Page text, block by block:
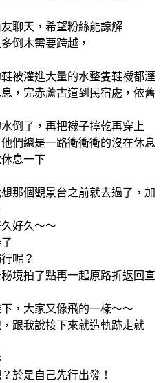
聊天，希望粉絲能諒解
倒木需要跨越，
被灌進大量的水整隻鞋襪都溼
，完赤蘆古道到民宿處，依舊
倒了，再把襪子擰乾再穿上
們總是一路衝衝衝的沒在休息
息一下
那個觀景台之前就去過了，加
好久～～
呢？
境拍了點再一起原路折返回直
，大家又像飛的一樣～～
跟我說接下來就造軌跡走就
於是自己先行出發！